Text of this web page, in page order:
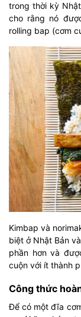
trong thời kỳ
cho rằng nó
rolling bap (cơm
Kimbap và
biệt ở Nhật Bản
phần hơn và
cuộn với ít thành
Công thức
Để có một đĩa